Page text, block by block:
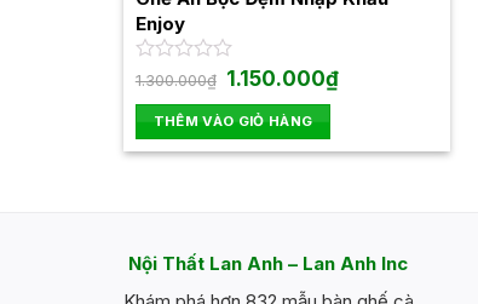
Enjoy
Được
hạng
0
5
1.300.000₫ Giá
gốc
là:
1.300.000₫.
1.150.000₫Giá
hiện
THÊM VÀO GIỎ HÀNG
Nội Thất Lan Anh – Lan Anh Inc